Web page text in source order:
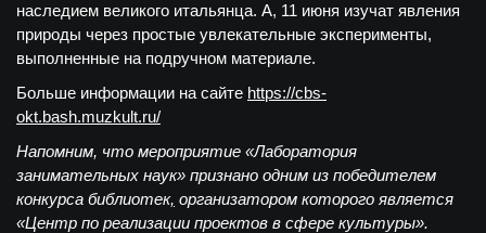
наследием великого итальянца. А, 11 июня изучат явления
природы через простые увлекательные эксперименты,
выполненные на подручном материале.
Больше информации на сайте https://cbs-
okt.bash.muzkult.ru/
Напомним, что мероприятие «Лаборатория
занимательных наук» признано одним из победителем
конкурса библиотек, организатором которого является
«Центр по реализации проектов в сфере культуры».